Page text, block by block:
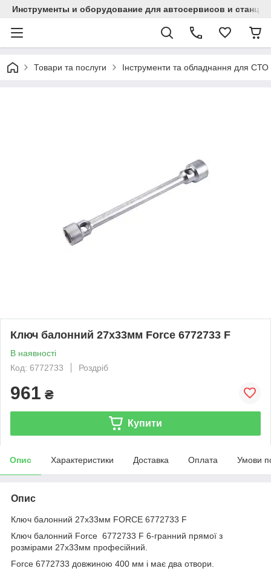
Инструменты и оборудование для автосервисов и
Товари та послуги Інструменти та обладнання для СТО
Ключ балонний 27х33мм Force 6772733 F
В наявності
Код: 6772733
Роздріб
961 ₴
Купити
Опис Характеристики Доставка Оплата Умови
Опис
Ключ балонний 27х33мм FORCE 6772733 F
Ключ балонний Force 6772733 F 6-гранний прямої з
розмірами 27х33мм професійний.
Force 6772733 довжиною 400 мм і має два отвори.